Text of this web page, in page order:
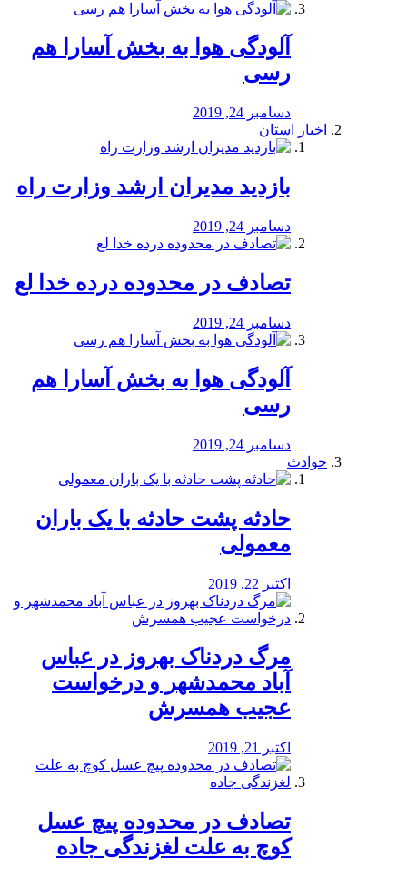
آلودگی هوا به بخش آسارا هم
رسی
دسامبر 24, 2019
اخبار استان
بازدید مدیران ارشد وزارت راه
دسامبر 24, 2019
تصادف در محدوده درده خدا لع
دسامبر 24, 2019
آلودگی هوا به بخش آسارا هم
رسی
دسامبر 24, 2019
حوادث
️حادثه پشت حادثه با یک باران
معمولی
اکتبر 22, 2019
مرگ دردناک بهروز در عباس
آباد محمدشهر و درخواست
عجیب همسرش
اکتبر 21, 2019
تصادف در محدوده پیچ عسل
کوچ به علت لغزندگی جاده